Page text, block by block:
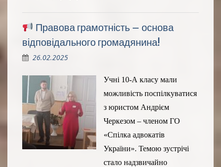
Правова грамотність – основа
відповідального громадянина!
26.02.2025
Учні 10-А класу мали
можливість поспілкуватися
з юристом Андрієм
Черкезом – членом ГО
«Спілка адвокатів
України». Темою зустрічі
стало надзвичайно